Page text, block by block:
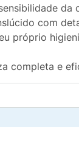
da
com
próprio
completa e